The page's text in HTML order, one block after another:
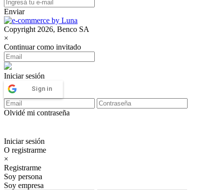
Enviar
Copyright 2026, Benco SA
×
Continuar como invitado
Iniciar sesión
Sign in
Olvidé mi contraseña
Iniciar sesión
O registrarme
×
Registrarme
Soy persona
Soy empresa